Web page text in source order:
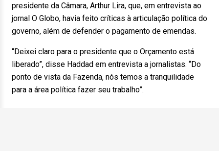
presidente da Câmara, Arthur Lira, que, em entrevista ao
jornal O Globo, havia feito críticas à articulação política do
governo, além de defender o pagamento de emendas.
“Deixei claro para o presidente que o Orçamento está
liberado”, disse Haddad em entrevista a jornalistas. “Do
ponto de vista da Fazenda, nós temos a tranquilidade
para a área política fazer seu trabalho”.